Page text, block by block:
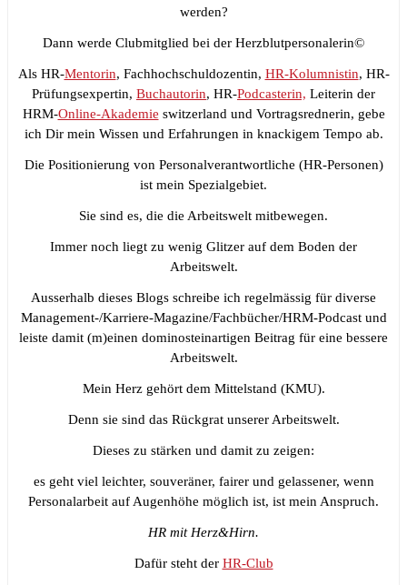
werden?
Dann werde Clubmitglied bei der Herzblutpersonalerin©
Als HR-Mentorin, Fachhochschuldozentin, HR-Kolumnistin, HR-
Prüfungsexpertin, Buchautorin, HR-Podcasterin, Leiterin der
HRM-Online-Akademie switzerland und Vortragsrednerin, gebe
ich Dir mein Wissen und Erfahrungen in knackigem Tempo ab.
Die Positionierung von Personalverantwortliche (HR-Personen)
ist mein Spezialgebiet.
Sie sind es, die die Arbeitswelt mitbewegen.
Immer noch liegt zu wenig Glitzer auf dem Boden der
Arbeitswelt.
Ausserhalb dieses Blogs schreibe ich regelmässig für diverse
Management-/Karriere-Magazine/Fachbücher/HRM-Podcast und
leiste damit (m)einen dominosteinartigen Beitrag für eine bessere
Arbeitswelt.
Mein Herz gehört dem Mittelstand (KMU).
Denn sie sind das Rückgrat unserer Arbeitswelt.
Dieses zu stärken und damit zu zeigen:
es geht viel leichter, souveräner, fairer und gelassener, wenn
Personalarbeit auf Augenhöhe möglich ist, ist mein Anspruch.
HR mit Herz&Hirn.
Dafür steht der HR-Club